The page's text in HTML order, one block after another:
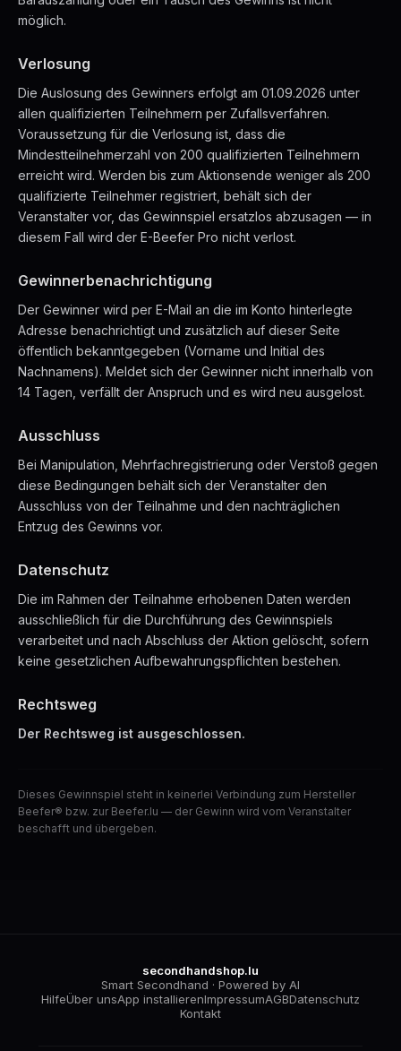
möglich.
Verlosung
Die Auslosung des Gewinners erfolgt am 01.09.2026 unter
allen qualifizierten Teilnehmern per Zufallsverfahren.
Voraussetzung für die Verlosung ist, dass die
Mindestteilnehmerzahl von 200 qualifizierten Teilnehmern
erreicht wird. Werden bis zum Aktionsende weniger als 200
qualifizierte Teilnehmer registriert, behält sich der
Veranstalter vor, das Gewinnspiel ersatzlos abzusagen — in
diesem Fall wird der E-Beefer Pro nicht verlost.
Gewinnerbenachrichtigung
Der Gewinner wird per E-Mail an die im Konto hinterlegte
Adresse benachrichtigt und zusätzlich auf dieser Seite
öffentlich bekanntgegeben (Vorname und Initial des
Nachnamens). Meldet sich der Gewinner nicht innerhalb von
14 Tagen, verfällt der Anspruch und es wird neu ausgelost.
Ausschluss
Bei Manipulation, Mehrfachregistrierung oder Verstoß gegen
diese Bedingungen behält sich der Veranstalter den
Ausschluss von der Teilnahme und den nachträglichen
Entzug des Gewinns vor.
Datenschutz
Die im Rahmen der Teilnahme erhobenen Daten werden
ausschließlich für die Durchführung des Gewinnspiels
verarbeitet und nach Abschluss der Aktion gelöscht, sofern
keine gesetzlichen Aufbewahrungspflichten bestehen.
Rechtsweg
Der Rechtsweg ist ausgeschlossen.
Dieses Gewinnspiel steht in keinerlei Verbindung zum Hersteller
Beefer® bzw. zur Beefer.lu — der Gewinn wird vom Veranstalter
beschafft und übergeben.
secondhandshop.lu
Smart Secondhand · Powered by AI
HilfeÜber unsApp installierenImpressumAGBDatenschutz
Kontakt